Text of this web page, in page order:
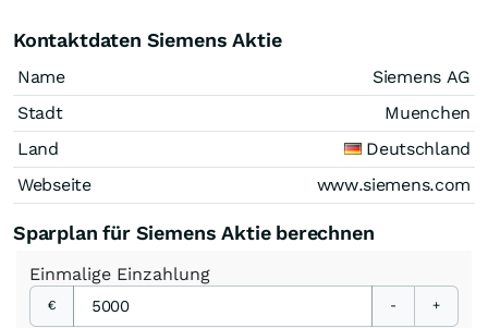
Kontaktdaten Siemens Aktie
Name
Siemens AG
Stadt
Muenchen
Land
Deutschland
Webseite
www.siemens.com
Sparplan für Siemens Aktie berechnen
Einmalige Einzahlung
€ - +